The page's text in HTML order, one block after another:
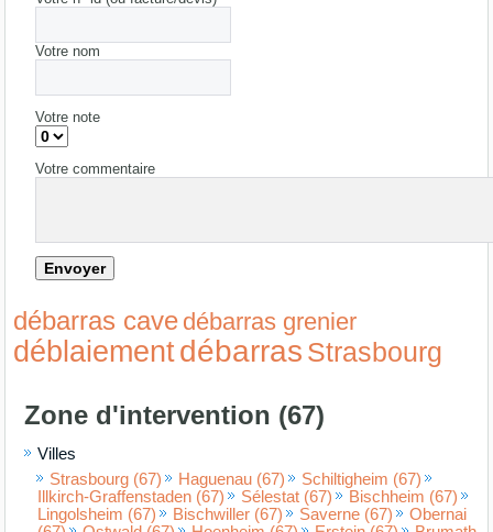
Votre nom
Votre note
Votre commentaire
débarras cave débarras grenier
déblaiementdébarras Strasbourg
Zone d'intervention (67)
Villes
Strasbourg (67)
Haguenau (67)
Schiltigheim (67)
Illkirch-Graffenstaden (67)
Sélestat (67)
Bischheim (67)
Lingolsheim (67)
Bischwiller (67) Saverne (67)
Obernai